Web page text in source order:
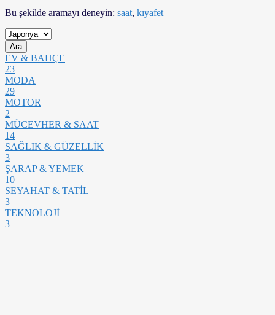
Bu şekilde aramayı deneyin: saat, kıyafet
Ara
EV & BAHÇE
23
MODA
29
MOTOR
2
MÜCEVHER & SAAT
14
SAĞLIK & GÜZELLİK
3
ŞARAP & YEMEK
10
SEYAHAT & TATİL
3
TEKNOLOJİ
3